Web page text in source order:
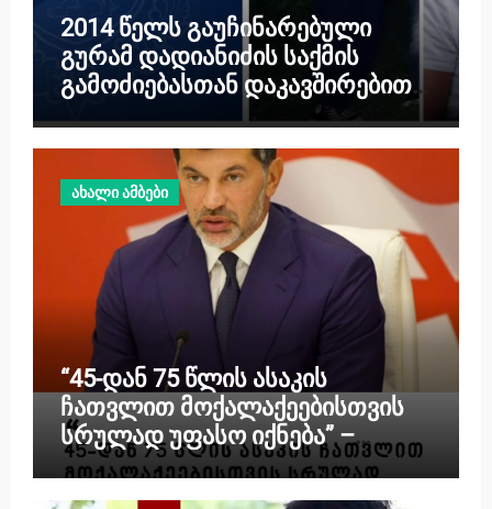
2014 წელს გაუჩინარებული
გურამ დადიანიძის საქმის
გამოძიებასთან დაკავშირებით,
შსს სპეციალურ განცხადებას
ავრცელებს
ახალი ამბები
“45-დან 75 წლის ასაკის
ჩათვლით მოქალაქეებისთვის
სრულად უფასო იქნება” –
გადაწყვეტილება, რომელიც 1-
ელი მაისიდან ამოქმედდება